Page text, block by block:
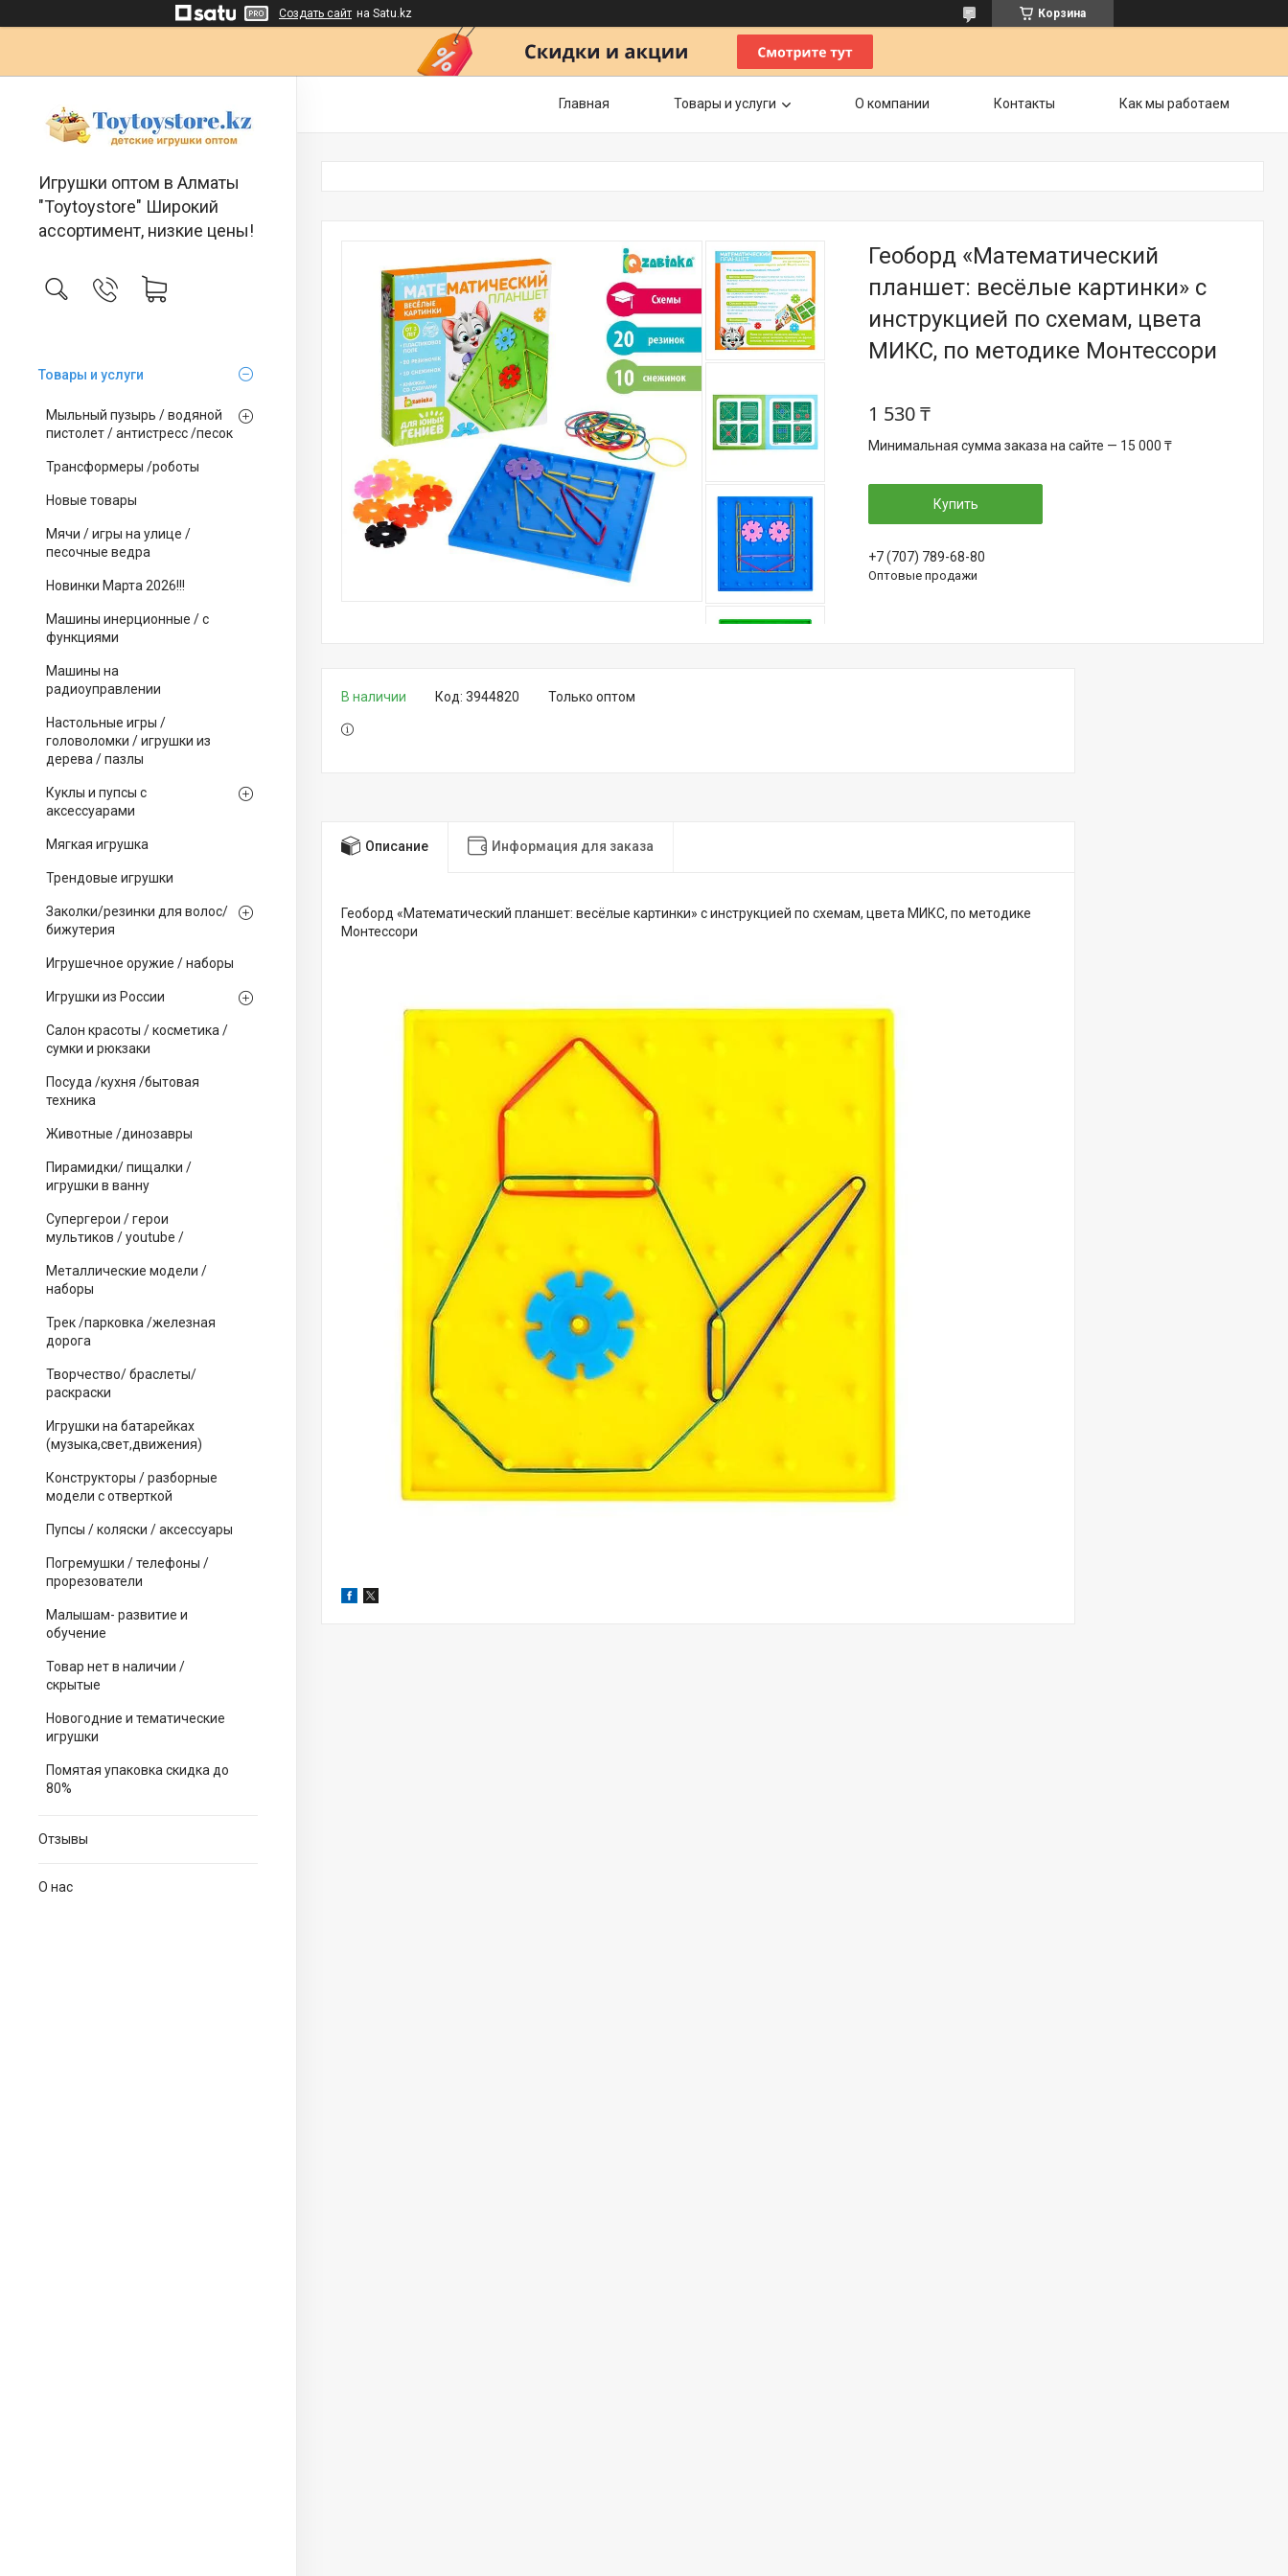
Создать сайт на Satu.kz Корзина
Игрушки оптом в Алматы
"Toytoystore" Широкий
ассортимент, низкие цены!
Товары и услуги
Мыльный пузырь / водяной
пистолет / антистресс /песок
Трансформеры /роботы
Новые товары
Мячи / игры на улице /
песочные ведра
Новинки Марта 2026!!!
Машины инерционные / с
функциями
Машины на
радиоуправлении
Настольные игры /
головоломки / игрушки из
дерева / пазлы
Куклы и пупсы с
аксессуарами
Мягкая игрушка
Трендовые игрушки
Заколки/резинки для волос/
бижутерия
Игрушечное оружие / наборы
Игрушки из России
Салон красоты / косметика /
сумки и рюкзаки
Посуда /кухня /бытовая
техника
Животные /динозавры
Пирамидки/ пищалки /
игрушки в ванну
Супергерои / герои
мультиков / youtube /
Металлические модели /
наборы
Трек /парковка /железная
дорога
Творчество/ браслеты/
раскраски
Игрушки на батарейках
(музыка,свет,движения)
Конструкторы / разборные
модели с отверткой
Пупсы / коляски / аксессуары
Погремушки / телефоны /
прорезователи
Малышам- развитие и
обучение
Товар нет в наличии /
скрытые
Новогодние и тематические
игрушки
Помятая упаковка скидка до
80%
Отзывы
О нас
Главная Товары и услуги О компании Контакты Как мы работаем
Геоборд «Математический
планшет: весёлые картинки» с
инструкцией по схемам, цвета
МИКС, по методике Монтессори
1 530 ₸
Минимальная сумма заказа на сайте — 15 000 ₸
Купить
+7 (707) 789-68-80
Оптовые продажи
В наличии Только оптом
Код: 3944820
Описание Информация для заказа
Геоборд «Математический планшет: весёлые картинки» с инструкцией по схемам, цвета МИКС, по методике
Монтессори